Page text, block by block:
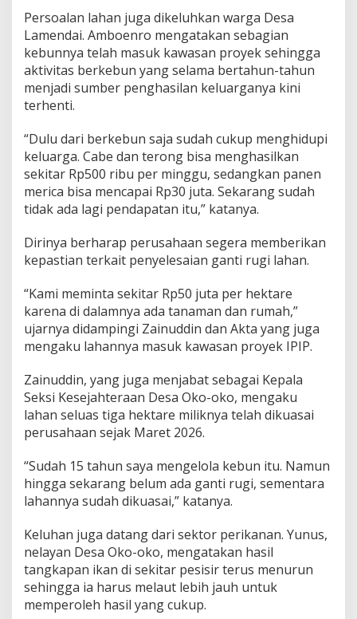
Persoalan lahan juga dikeluhkan warga Desa
Lamendai. Amboenro mengatakan sebagian
kebunnya telah masuk kawasan proyek sehingga
aktivitas berkebun yang selama bertahun-tahun
menjadi sumber penghasilan keluarganya kini
terhenti.
“Dulu dari berkebun saja sudah cukup menghidupi
keluarga. Cabe dan terong bisa menghasilkan
sekitar Rp500 ribu per minggu, sedangkan panen
merica bisa mencapai Rp30 juta. Sekarang sudah
tidak ada lagi pendapatan itu,” katanya.
Dirinya berharap perusahaan segera memberikan
kepastian terkait penyelesaian ganti rugi lahan.
“Kami meminta sekitar Rp50 juta per hektare
karena di dalamnya ada tanaman dan rumah,”
ujarnya didampingi Zainuddin dan Akta yang juga
mengaku lahannya masuk kawasan proyek IPIP.
Zainuddin, yang juga menjabat sebagai Kepala
Seksi Kesejahteraan Desa Oko-oko, mengaku
lahan seluas tiga hektare miliknya telah dikuasai
perusahaan sejak Maret 2026.
“Sudah 15 tahun saya mengelola kebun itu. Namun
hingga sekarang belum ada ganti rugi, sementara
lahannya sudah dikuasai,” katanya.
Keluhan juga datang dari sektor perikanan. Yunus,
nelayan Desa Oko-oko, mengatakan hasil
tangkapan ikan di sekitar pesisir terus menurun
sehingga ia harus melaut lebih jauh untuk
memperoleh hasil yang cukup.